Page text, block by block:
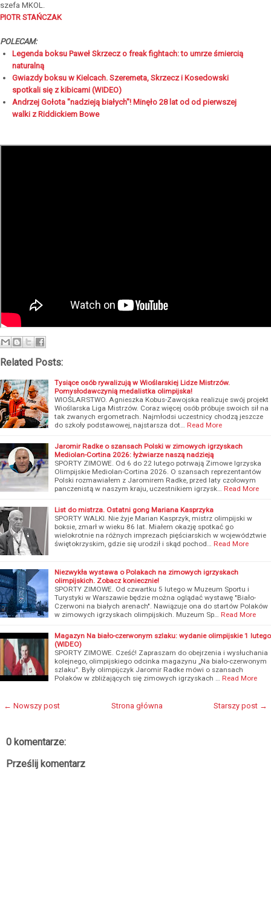
szefa MKOL.
PIOTR STAŃCZAK
POLECAM:
Legenda boksu Paweł Skrzecz o freak fightach: to umrze śmiercią
naturalną
Gwiazdy boksu w Kielcach. Szeremeta, Skrzecz i Kosedowski
spotkali się z kibicami (WIDEO)
Andrzej Gołota "nadzieją białych"! Minęło 28 lat od od pierwszej
walki z Riddickiem Bowe
Related Posts:
Tysiące osób rywalizują w Wioślarskiej Lidze Mistrzów.
Pomysłodawczynią medalistka olimpijska!
WIOŚLARSTWO. Agnieszka Kobus-Zawojska realizuje swój projekt
Wioślarska Liga Mistrzów. Coraz więcej osób próbuje swoich sił na
tak zwanych ergometrach. Najmłodsi uczestnicy chodzą jeszcze
do szkoły podstawowej, najstarsza dot… Read More
Jaromir Radke o szansach Polski w zimowych igrzyskach
Mediolan-Cortina 2026: łyżwiarze naszą nadzieją
SPORTY ZIMOWE. Od 6 do 22 lutego potrwają Zimowe Igrzyska
Olimpijskie Mediolan-Cortina 2026. O szansach reprezentantów
Polski rozmawiałem z Jaromirem Radke, przed laty czołowym
panczenistą w naszym kraju, uczestnikiem igrzysk… Read More
List do mistrza. Ostatni gong Mariana Kasprzyka
SPORTY WALKI. Nie żyje Marian Kasprzyk, mistrz olimpijski w
boksie, zmarł w wieku 86 lat. Miałem okazję spotkać go
wielokrotnie na różnych imprezach pięściarskich w województwie
świętokrzyskim, gdzie się urodził i skąd pochod… Read More
Niezwykła wystawa o Polakach na zimowych igrzyskach
olimpijskich. Zobacz koniecznie!
SPORTY ZIMOWE. Od czwartku 5 lutego w Muzeum Sportu i
Turystyki w Warszawie będzie można oglądać wystawę "Biało-
Czerwoni na białych arenach". Nawiązuje ona do startów Polaków
w zimowych igrzyskach olimpijskich. Muzeum Sp… Read More
Magazyn Na biało-czerwonym szlaku: wydanie olimpijskie 1 lutego
(WIDEO)
SPORTY ZIMOWE. Cześć! Zapraszam do obejrzenia i wysłuchania
kolejnego, olimpijskiego odcinka magazynu „Na biało-czerwonym
szlaku”. Były olimpijczyk Jaromir Radke mówi o szansach
Polaków w zbliżających się zimowych igrzyskach … Read More
← Nowszy post Starszy post →
Strona główna
0 komentarze:
Prześlij komentarz